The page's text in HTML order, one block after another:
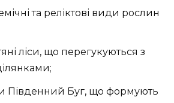
та реліктові види рослин
ліси, що перегукуються з
Південний Буг, що формують